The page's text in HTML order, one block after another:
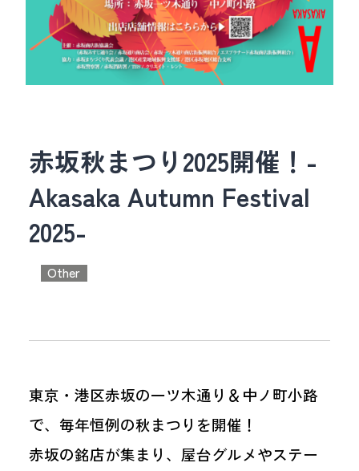
赤坂秋まつり2025開催！-
Akasaka Autumn Festival
2025-
Other
東京・港区赤坂の一ツ木通り＆中ノ町小路
で、毎年恒例の秋まつりを開催！
赤坂の銘店が集まり、屋台グルメやステー